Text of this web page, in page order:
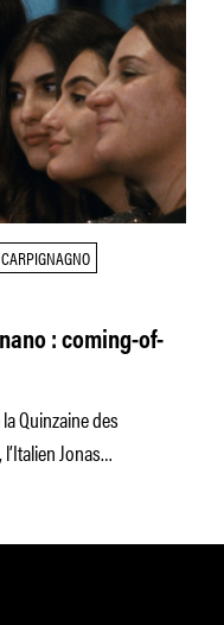
: coming-of-
Quinzaine des
Jonas